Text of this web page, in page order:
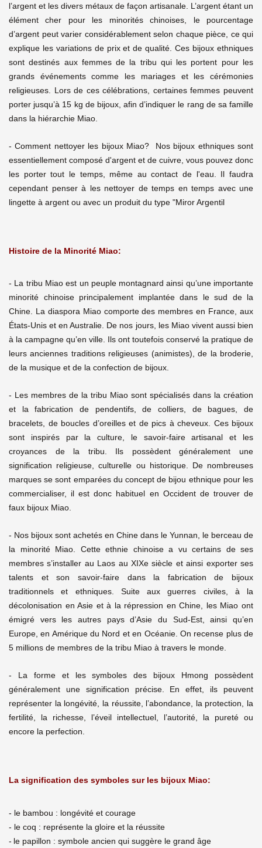
l’argent et les divers métaux de façon artisanale. L’argent étant un
élément cher pour les minorités chinoises, le pourcentage
d’argent peut varier considérablement selon chaque pièce, ce qui
explique les variations de prix et de qualité. Ces bijoux ethniques
sont destinés aux femmes de la tribu qui les portent pour les
grands événements comme les mariages et les cérémonies
religieuses. Lors de ces célébrations, certaines femmes peuvent
porter jusqu’à 15 kg de bijoux, afin d’indiquer le rang de sa famille
dans la hiérarchie Miao.
- Comment nettoyer les bijoux Miao? Nos bijoux ethniques sont
essentiellement composé d'argent et de cuivre, vous pouvez donc
les porter tout le temps, même au contact de l'eau. Il faudra
cependant penser à les nettoyer de temps en temps avec une
lingette à argent ou avec un produit du type "Miror Argentil
Histoire de la Minorité Miao:
- La tribu Miao est un peuple montagnard ainsi qu’une importante
minorité chinoise principalement implantée dans le sud de la
Chine. La diaspora Miao comporte des membres en France, aux
États-Unis et en Australie. De nos jours, les Miao vivent aussi bien
à la campagne qu’en ville. Ils ont toutefois conservé la pratique de
leurs anciennes traditions religieuses (animistes), de la broderie,
de la musique et de la confection de bijoux.
- Les membres de la tribu Miao sont spécialisés dans la création
et la fabrication de pendentifs, de colliers, de bagues, de
bracelets, de boucles d’oreilles et de pics à cheveux. Ces bijoux
sont inspirés par la culture, le savoir-faire artisanal et les
croyances de la tribu. Ils possèdent généralement une
signification religieuse, culturelle ou historique. De nombreuses
marques se sont emparées du concept de bijou ethnique pour les
commercialiser, il est donc habituel en Occident de trouver de
faux bijoux Miao.
- Nos bijoux sont achetés en Chine dans le Yunnan, le berceau de
la minorité Miao. Cette ethnie chinoise a vu certains de ses
membres s’installer au Laos au XIXe siècle et ainsi exporter ses
talents et son savoir-faire dans la fabrication de bijoux
traditionnels et ethniques. Suite aux guerres civiles, à la
décolonisation en Asie et à la répression en Chine, les Miao ont
émigré vers les autres pays d’Asie du Sud-Est, ainsi qu’en
Europe, en Amérique du Nord et en Océanie. On recense plus de
5 millions de membres de la tribu Miao à travers le monde.
- La forme et les symboles des bijoux Hmong possèdent
généralement une signification précise. En effet, ils peuvent
représenter la longévité, la réussite, l’abondance, la protection, la
fertilité, la richesse, l’éveil intellectuel, l’autorité, la pureté ou
encore la perfection.
La signification des symboles sur les bijoux Miao:
- le bambou : longévité et courage
- le coq : représente la gloire et la réussite
- le papillon : symbole ancien qui suggère le grand âge